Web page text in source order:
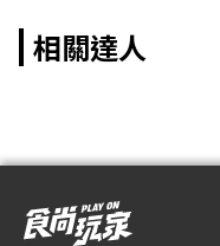
相關達人